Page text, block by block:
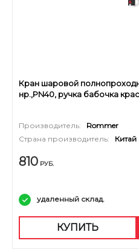
Кран шаровой
нр.,PN40, ручка бабочка
Производитель:
Rommer
Страна производитель:
Китай
810 РУБ.
удаленный склад.
КУПИТЬ